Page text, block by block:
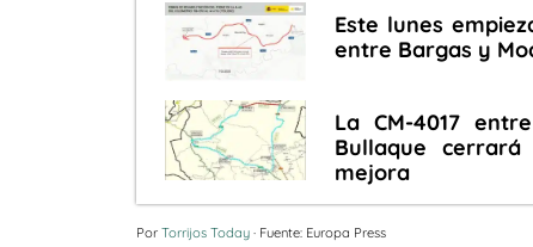
Este lunes
entre Bargas y
La CM-4017
Bullaque
mejora
Por Torrijos Today · Fuente: Europa Press